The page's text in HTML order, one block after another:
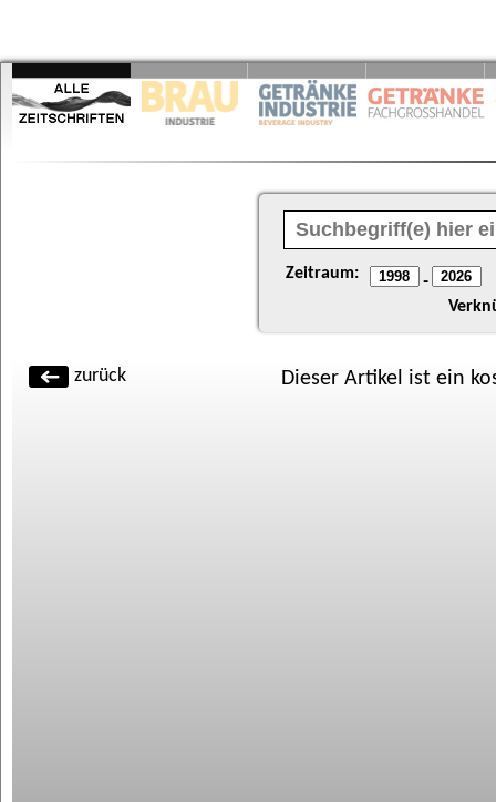
Zeitraum: -
zurück Dieser Artikel ist ein